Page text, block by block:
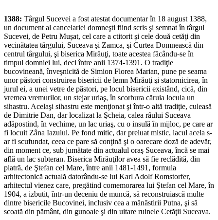
1388: Târgul Sucevei a fost atestat documentar în 18 august 1388,
un document al cancelariei domneşti fiind scris şi semnat în târgul
Sucevei, de Petru Muşat, cel care a ctitorit şi cele două cetăţi din
vecinătatea târgului, Suceava şi Zamca, şi Curtea Domnească din
centrul târgului, şi biserica Mirăuţi, toate acestea făcându-se în
timpul domniei lui, deci între anii 1374-1391. O tradiţie
bucovineană, înveşnicită de Simion Florea Marian, pune pe seama
unor păstori construirea bisericii de lemn Mirăuţi şi statornicirea, în
jurul ei, a unei vetre de păstori, pe locul bisericii existând, cică, din
vremea vremurilor, un stejar uriaş, în scorbura căruia locuia un
sihastru. Acelaşi sihastru este menţionat şi într-o altă tradiţie, culeasă
de Dimitrie Dan, dar localizat la Şcheia, calea râului Suceava
adăpostind, în vechime, un lac uriaş, cu o insulă în mijloc, pe care ar
fi locuit Zâna Iazului. Pe fond mitic, dar preluat mistic, lacul acela s-
ar fi scufundat, ceea ce pare să conţină şi o oarecare doză de adevăr,
din moment ce, sub jumătate din actualul oraş Suceava, încă se mai
află un lac subteran. Biserica Mirăuţilor avea să fie reclădită, din
piatră, de Ştefan cel Mare, între anii 1481-1491, formula
arhitectonică actuală datorându-se lui Karl Adolf Romstorfer,
arhitectul vienez care, pregătind comemorarea lui Ştefan cel Mare, în
1904, a izbutit, într-un deceniu de muncă, să reconstruiască multe
dintre bisericile Bucovinei, inclusiv cea a mănăstirii Putna, şi să
scoată din pământ, din gunoaie şi din uitare ruinele Cetăţii Suceava.